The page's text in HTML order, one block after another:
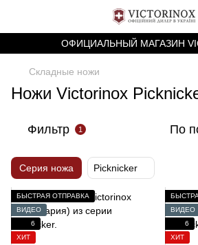
ОФИЦИАЛЬНЫЙ МАГАЗИН
Складные ножи
Ножи Victorinox
Фильтр 1 По
Серия ножа Picknicker
БЫСТРАЯ ОТПРАВКА
ВИДЕО
6
ХИТ
ВИДЕО
6
ХИТ